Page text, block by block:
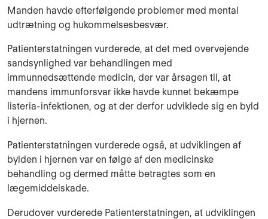
Manden havde efterfølgende problemer med mental
udtrætning og hukommelsesbesvær.
Patienterstatningen vurderede, at det med overvejende
sandsynlighed var behandlingen med
immunnedsættende medicin, der var årsagen til, at
mandens immunforsvar ikke havde kunnet bekæmpe
listeria-infektionen, og at der derfor udviklede sig en byld
i hjernen.
Patienterstatningen vurderede også, at udviklingen af
bylden i hjernen var en følge af den medicinske
behandling og dermed måtte betragtes som en
lægemiddelskade.
Derudover vurderede Patienterstatningen, at udviklingen